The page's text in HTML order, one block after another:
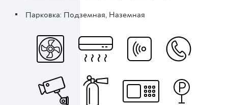
Парковка: Подземная, Наземная